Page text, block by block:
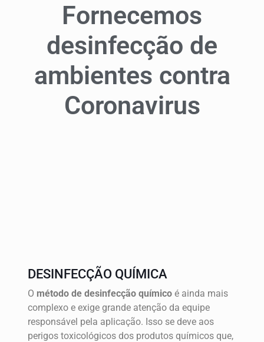
Fornecemos
desinfecção de
ambientes contra
Coronavirus
DESINFECÇÃO QUÍMICA
O método de desinfecção químicoé ainda mais
complexo e exige grande atenção da equipe
responsável pela aplicação. Isso se deve aos
perigos toxicológicos dos produtos químicos que,